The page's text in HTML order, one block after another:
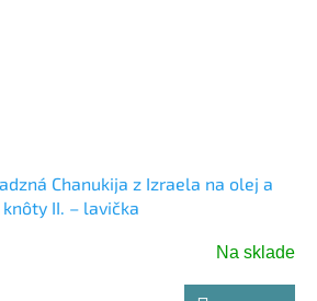
Chanukija z Izraela na olej a
knôty II. – lavička
Na sklade